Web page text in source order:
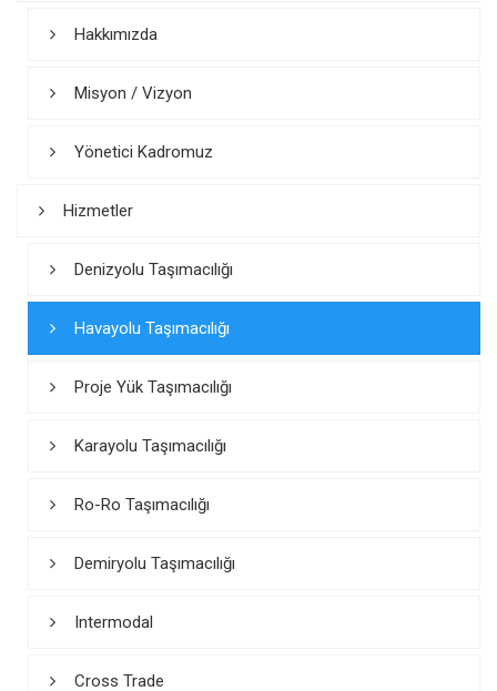
Hakkımızda
Misyon / Vizyon
Yönetici Kadromuz
Hizmetler
Denizyolu Taşımacılığı
Havayolu Taşımacılığı
Proje Yük Taşımacılığı
Karayolu Taşımacılığı
Ro-Ro Taşımacılığı
Demiryolu Taşımacılığı
Intermodal
Cross Trade